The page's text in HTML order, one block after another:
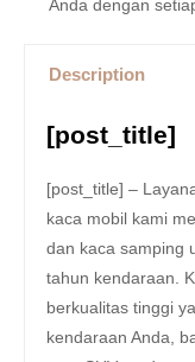
Anda dengan
Description
[post_title]
[post_title] –
kaca mobil kami
dan kaca samping
tahun kendaraan.
berkualitas tinggi
kendaraan Anda,